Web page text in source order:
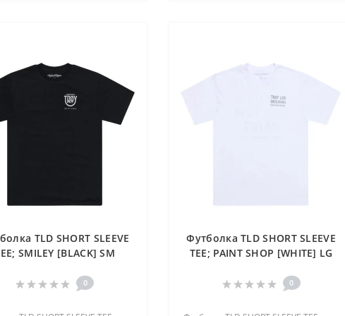
TLD SHORT SLEEVE
SMILEY [BLACK] SM
0
Футболка TLD SHORT SLEEVE
TEE; PAINT SHOP [WHITE] LG
0